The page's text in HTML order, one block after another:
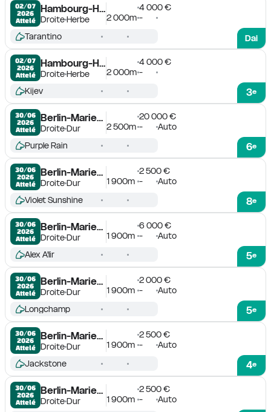
02/07
2026
Attelé
Hambourg-Horn
DroiteHerbe
4 000 €
2 000m -
Dai
Tarantino
02/07
2026
Attelé
Hambourg-Horn
DroiteHerbe
4 000 €
2 000m -
3e
Kijev
30/06
2026
Attelé
Berlin-Mariendorf
DroiteDur
20 000 €
2 500m - Auto
6e
Purple Rain
30/06
2026
Attelé
Berlin-Mariendorf
DroiteDur
2 500 €
1 900m - Auto
8e
Violet Sunshine
30/06
2026
Attelé
Berlin-Mariendorf
DroiteDur
6 000 €
1 900m - Auto
5e
Alex A'lir
30/06
2026
Attelé
Berlin-Mariendorf
DroiteDur
2 000 €
1 900m - Auto
5e
Longchamp
30/06
2026
Attelé
Berlin-Mariendorf
DroiteDur
2 500 €
1 900m - Auto
4e
Jackstone
30/06
2026
Attelé
Berlin-Mariendorf
DroiteDur
2 500 €
1 900m - Auto